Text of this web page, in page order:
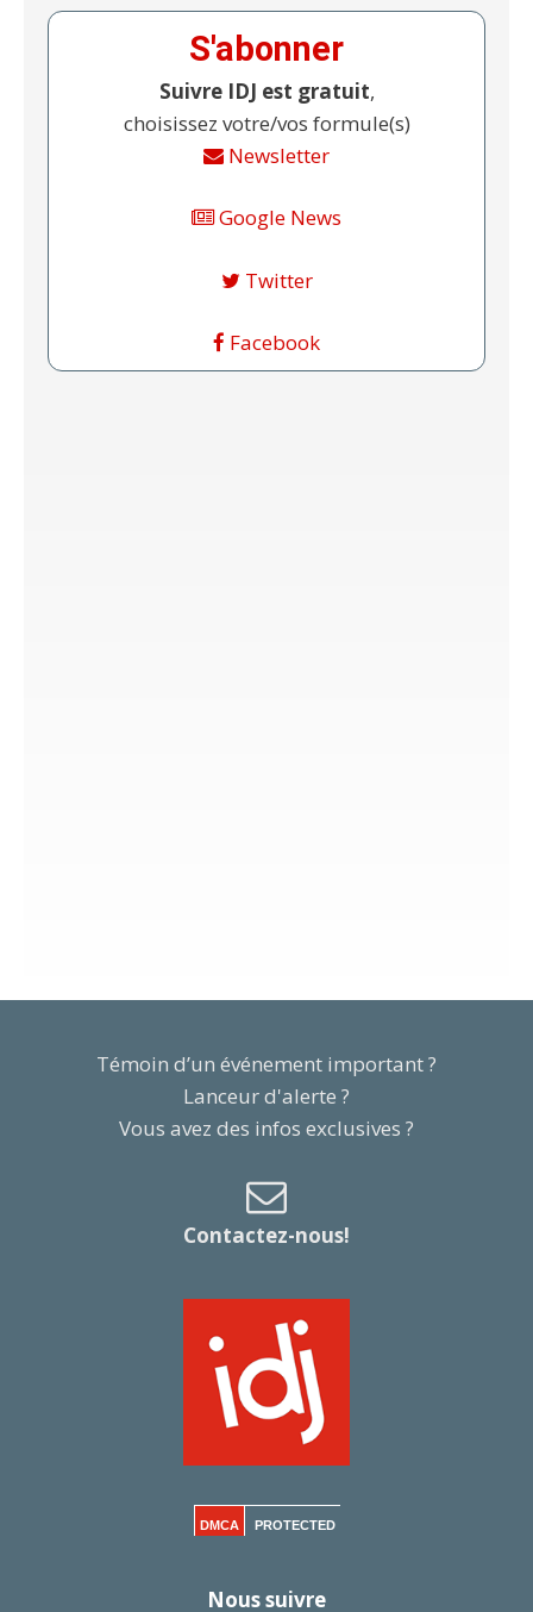
S'abonner
Suivre IDJ est gratuit,
choisissez votre/vos formule(s)
Newsletter
Google News
Twitter
Facebook
Témoin d’un événement important ?
Lanceur d'alerte ?
Vous avez des infos exclusives ?
Contactez-nous!
DMCA PROTECTED
Nous suivre